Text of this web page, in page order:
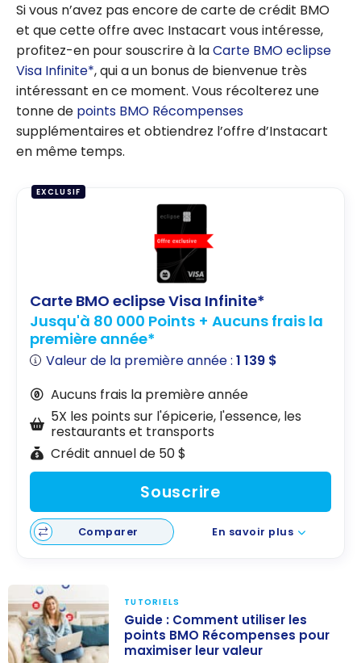
Si vous n’avez pas encore de carte de crédit BMO
et que cette offre avec Instacart vous intéresse,
profitez-en pour souscrire à laCarte BMO eclipse
Visa Infinite*, qui a un bonus de bienvenue très
intéressant en ce moment. Vous récolterez une
tonne de points BMO Récompenses
supplémentaires et obtiendrez l’offre d’Instacart
en même temps.
EXCLUSIF
Carte BMO eclipse Visa Infinite*
Jusqu'à 80 000 Points + Aucuns frais la
première année*
Valeur de la première année :1 139 $
Aucuns frais la première année
5X les points sur l'épicerie, l'essence, les
restaurants et transports
Crédit annuel de 50 $
Souscrire
Comparer En savoir plus
TUTORIELS
Guide : Comment utiliser les
points BMO Récompenses pour
maximiser leur valeur